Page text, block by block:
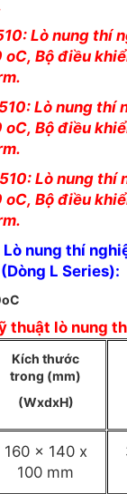
Lò nung thí
oC, Bộ điều
Lò nung thí
oC, Bộ điều
Lò nung thí
oC, Bộ điều
nung thí
L Series):
thuật lò nung
Kích thước
trong (mm)
(WxdxH)
160 x 140 x
100 mm